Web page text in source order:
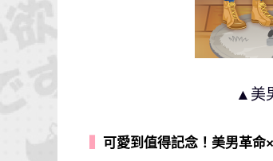
▲美
可愛到值得記念！美男革命